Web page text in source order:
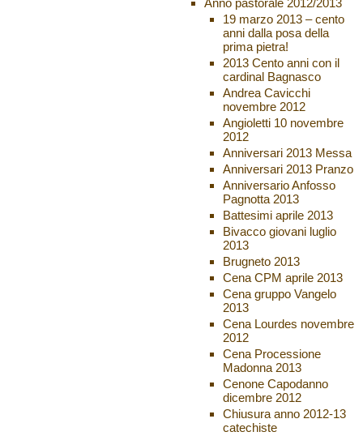
19 marzo 2013 – cento
anni dalla posa della
prima pietra!
2013 Cento anni con il
cardinal Bagnasco
Andrea Cavicchi
novembre 2012
Angioletti 10 novembre
2012
Anniversari 2013 Messa
Anniversari 2013 Pranzo
Anniversario Anfosso
Pagnotta 2013
Battesimi aprile 2013
Bivacco giovani luglio
2013
Brugneto 2013
Cena CPM aprile 2013
Cena gruppo Vangelo
2013
Cena Lourdes novembre
2012
Cena Processione
Madonna 2013
Cenone Capodanno
dicembre 2012
Chiusura anno 2012-13
catechiste